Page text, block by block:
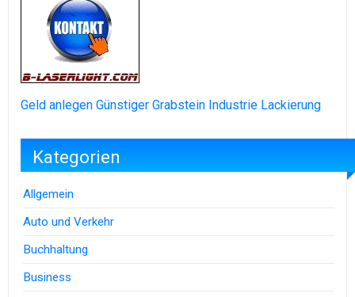
Geld anlegen Günstiger Grabstein Industrie Lackierung
Kategorien
Allgemein
Auto und Verkehr
Buchhaltung
Business